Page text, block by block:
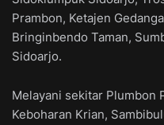
Prambon, Ketajen
Bringinbendo Taman,
Sidoarjo.
Melayani sekitar Plumbon
Keboharan Krian,